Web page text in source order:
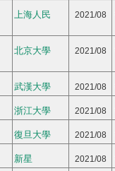
上海人民 2021/08
北京大學 2021/08
武漢大學 2021/08
浙江大學 2021/08
復旦大學 2021/08
新星 2021/08